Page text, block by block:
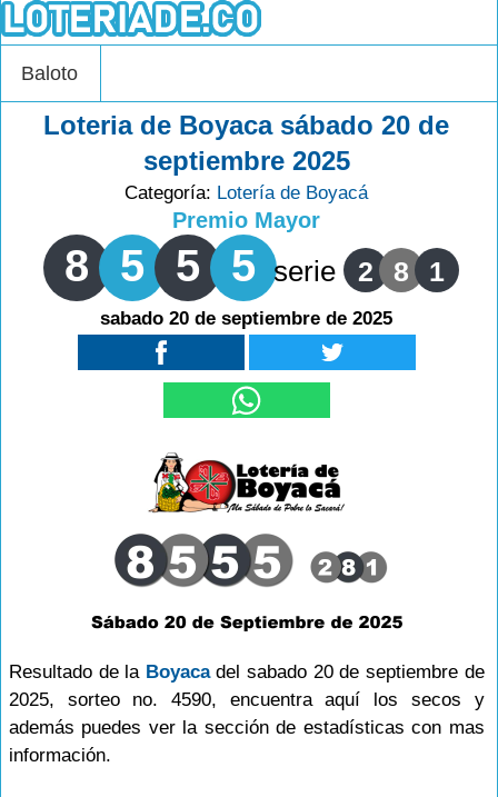
Baloto
Loteria de Boyaca sábado 20 de
septiembre 2025
Categoría: Lotería de Boyacá
Premio Mayor
8 5 5 5 serie 2 8 1
sabado 20 de septiembre de 2025
Resultado de la Boyacadel sabado 20 de septiembre de
2025, sorteo no. 4590, encuentra aquí los secos y
además puedes ver la sección de estadísticas con mas
información.